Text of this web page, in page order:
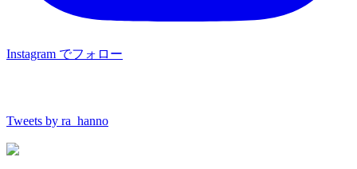
Instagram でフォロー
Tweets by ra_hanno